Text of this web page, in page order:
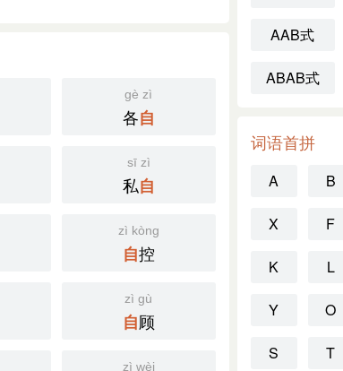
gè zì
各自
sī zì
私自
zì kòng
自控
zì gù
自顾
zì wèi
AAB式
ABAB式
词语首拼
A B
X F
K L
Y O
S T